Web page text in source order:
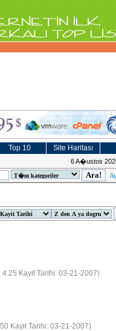
Top 10 Site Haritası
6 A�ustos
Kayit Tarihi: 03-21-2007)
Kayit Tarihi: 03-21-2007)